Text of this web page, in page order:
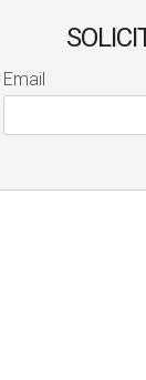
Email